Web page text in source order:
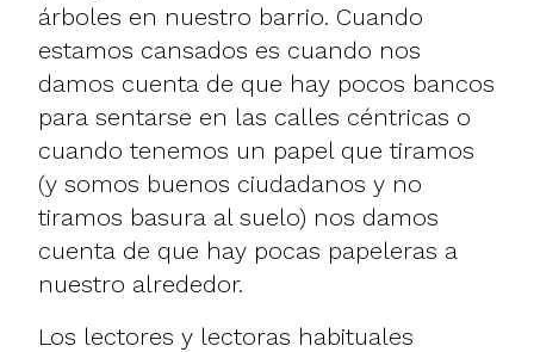
árboles en nuestro barrio. Cuando
estamos cansados es cuando nos
damos cuenta de que hay pocos bancos
para sentarse en las calles céntricas o
cuando tenemos un papel que tiramos
(y somos buenos ciudadanos y no
tiramos basura al suelo) nos damos
cuenta de que hay pocas papeleras a
nuestro alrededor.
Los lectores y lectoras habituales